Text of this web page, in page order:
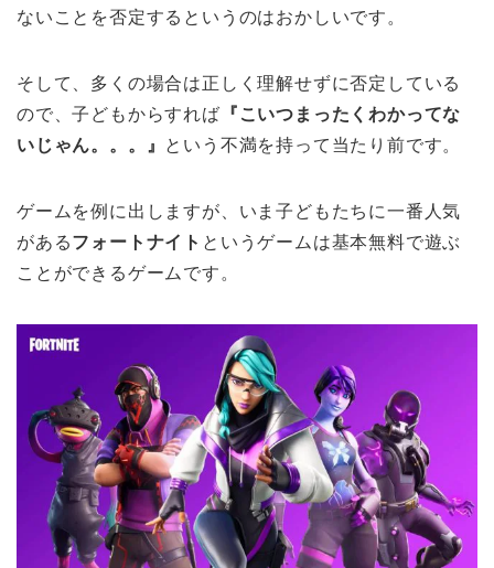
ないことを否定するというのはおかしいです。
そして、多くの場合は正しく理解せずに否定している
ので、子どもからすれば 『こいつまったくわかってな
いじゃん。。。』 という不満を持って当たり前です。
ゲームを例に出しますが、いま子どもたちに一番人気
があるフォートナイト というゲームは基本無料で遊ぶ
ことができるゲームです。